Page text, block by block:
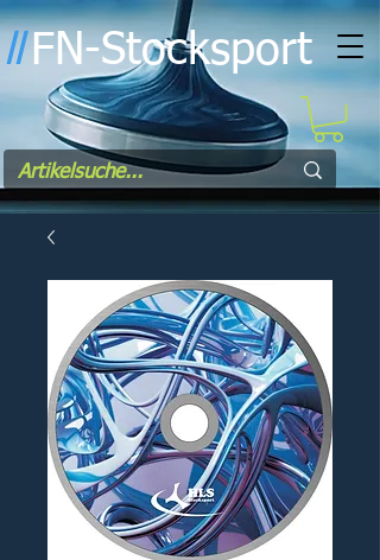
ll FN-Stocksport